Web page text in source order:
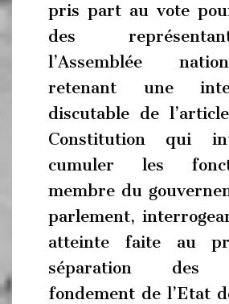
pris part au vote
des
l’Assemblée
retenant une
discutable de
Constitution qui
cumuler les
membre du
parlement,
atteinte faite au
séparation des
fondement de l’Etat